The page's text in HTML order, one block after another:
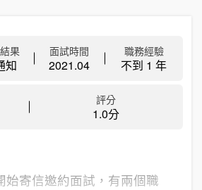
果
知
面試時間
2021.04
職務經驗
不到 1 年
評分
1.0分
始寄信邀約面試，有兩個職